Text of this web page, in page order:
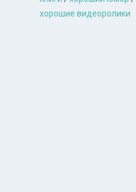
хорошие видеоролики